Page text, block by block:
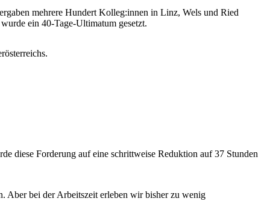
mehrere Hundert Kolleg:innen in Linz, Wels und Ried
ein 40-Tage-Ultimatum gesetzt.
diese Forderung auf eine schrittweise Reduktion auf 37 Stunden
Aber bei der Arbeitszeit erleben wir bisher zu wenig